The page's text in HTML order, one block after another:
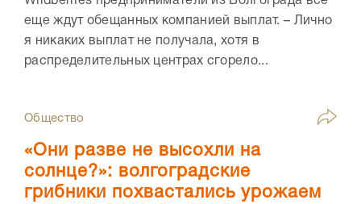
еще ждут обещанных компанией выплат. – Лично
я никаких выплат не получала, хотя в
распределительных центрах сгорело...
Общество
«Они разве не высохли на
солнце?»: волгоградские
грибники похвастались урожаем